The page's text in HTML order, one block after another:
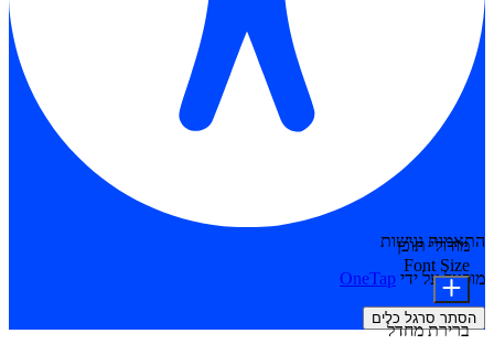
התאמות נגישות
מופעל על ידי OneTap
הסתר סרגל כלים
מודולי תוכן
Font Size
ברירת מחדל